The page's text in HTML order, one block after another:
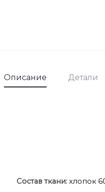
Описание Детали
Состав ткани: хлопок